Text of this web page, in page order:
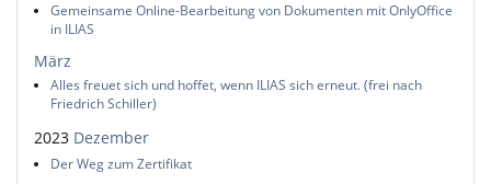
Gemeinsame Online-Bearbeitung von Dokumenten mit OnlyOffice
in ILIAS
März
Alles freuet sich und hoffet, wenn ILIAS sich erneut. (frei nach
Friedrich Schiller)
2023 Dezember
Der Weg zum Zertifikat